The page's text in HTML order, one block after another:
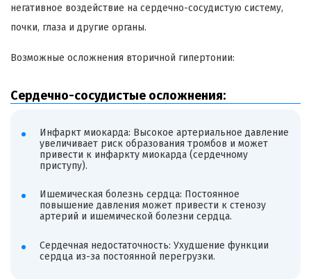
негативное воздействие на сердечно-сосудистую систему,
почки, глаза и другие органы.
Возможные осложнения вторичной гипертонии:
Сердечно-сосудистые осложнения:
Инфаркт миокарда: Высокое артериальное давление
увеличивает риск образования тромбов и может
привести к инфаркту миокарда (сердечному
приступу).
Ишемическая болезнь сердца: Постоянное
повышение давления может привести к стенозу
артерий и ишемической болезни сердца.
Сердечная недостаточность: Ухудшение функции
сердца из-за постоянной перегрузки.